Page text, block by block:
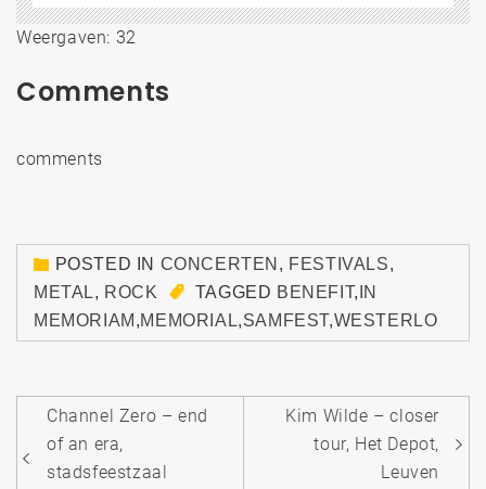
Weergaven: 32
Comments
comments
POSTED IN CONCERTEN , FESTIVALS,
METAL, ROCK TAGGED BENEFIT, IN
MEMORIAM ,MEMORIAL,SAMFEST,WESTERLO
Bericht
navigatie
Channel Zero – end
of an era,
stadsfeestzaal
Kim Wilde – closer
tour, Het Depot,
Leuven